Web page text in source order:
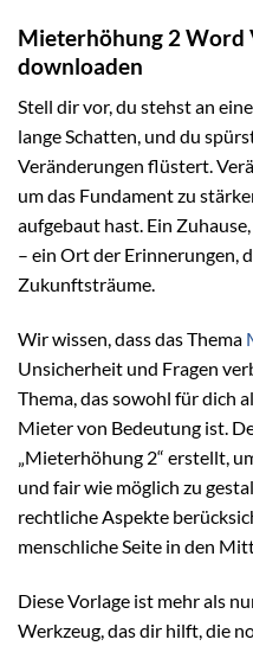
Mieterhöhung 2 Word
downloaden
Stell dir vor, du stehst an
lange Schatten, und du
Veränderungen flüstert.
um das Fundament zu
aufgebaut hast. Ein
– ein Ort der Erinnerungen,
Zukunftsträume.
Wir wissen, dass das Thema
Unsicherheit und Fragen
Thema, das sowohl für dich
Mieter von Bedeutung ist.
„Mieterhöhung 2“ erstellt,
und fair wie möglich zu
rechtliche Aspekte
menschliche Seite in den
Diese Vorlage ist mehr als
Werkzeug, das dir hilft, die